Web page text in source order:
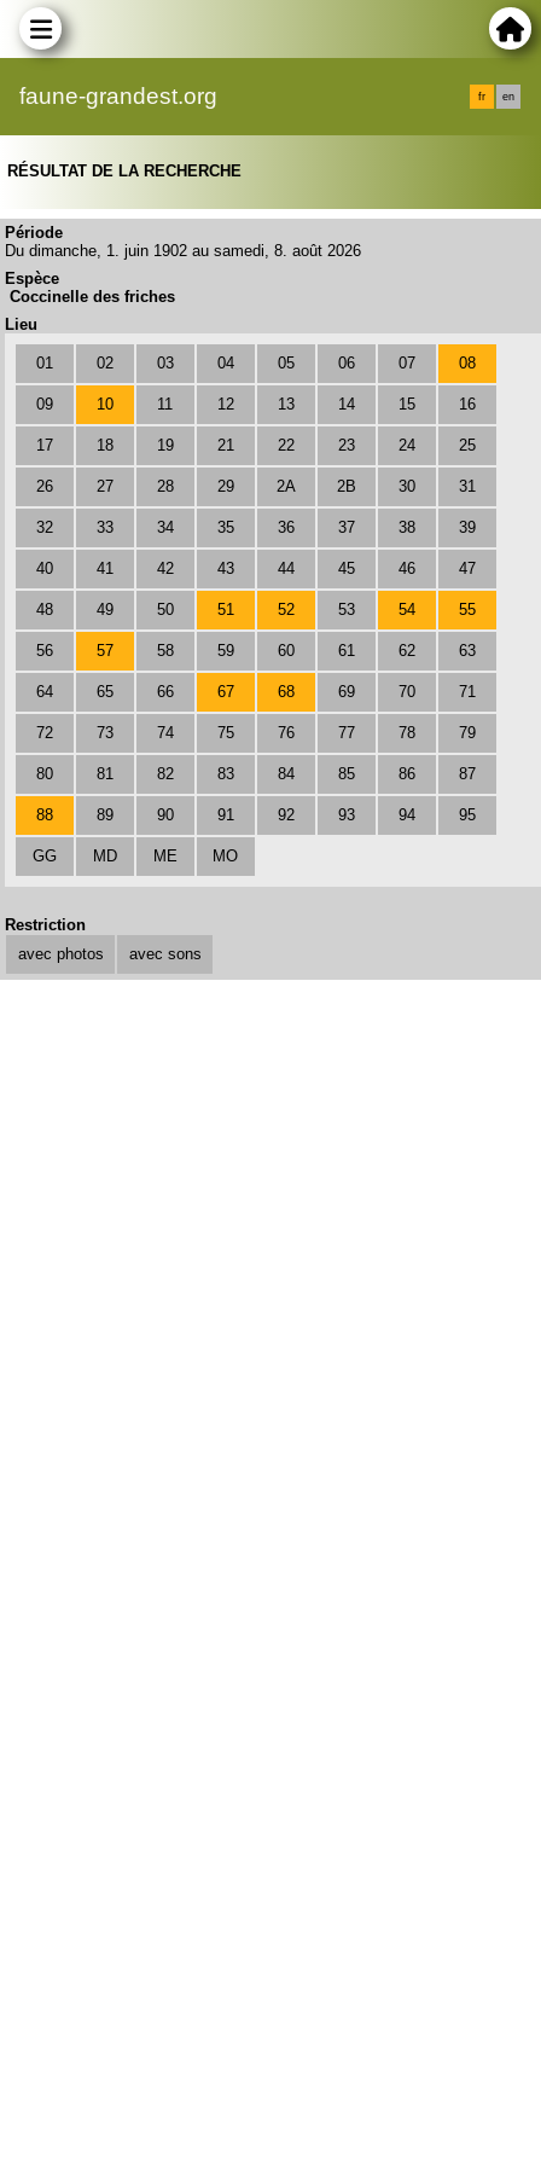
faune-grandest.org fr en
RÉSULTAT DE LA RECHERCHE
Période
Du dimanche, 1. juin 1902 au samedi, 8. août 2026
Espèce
Coccinelle des friches
Lieu
01 02 03 04 05 06 07 08
09 10 11 12 13 14 15 16
17 18 19 21 22 23 24 25
26 27 28 29 2A 2B 30 31
32 33 34 35 36 37 38 39
40 41 42 43 44 45 46 47
48 49 50 51 52 53 54 55
56 57 58 59 60 61 62 63
64 65 66 67 68 69 70 71
72 73 74 75 76 77 78 79
80 81 82 83 84 85 86 87
88 89 90 91 92 93 94 95
GG MD ME MO
Restriction
avec photos
avec sons